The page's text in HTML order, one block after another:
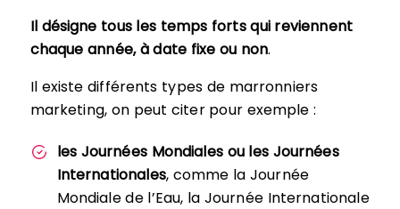
Il désigne tous les temps forts qui reviennent
chaque année, à date fixe ou non.
Il existe différents types de marronniers
marketing, on peut citer pour exemple :
les Journées Mondiales ou les Journées
Internationales, comme la Journée
Mondiale de l’Eau, la Journée Internationale